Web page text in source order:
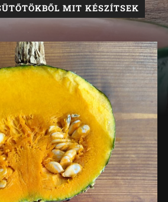
MIT KÉSZÍTSEK